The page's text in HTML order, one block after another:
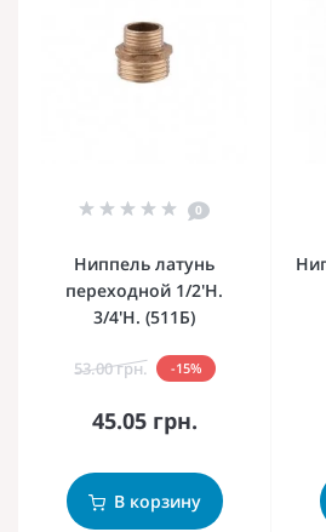
0
Ниппель латунь
переходной 1/2'Н.
3/4'Н. (511Б)
53.00 грн. -15%
45.05 грн.
В корзину